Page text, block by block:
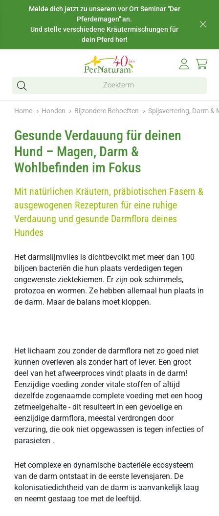
Melde dich jetzt zu unserem vor Ort Seminar "Der
Pferdemagen" an.
Und stelle verschiedene Kräutermischungen für
dein Pferd her!
Home Honden Bijzondere Behoeften Spijsvertering, Darm &
Gesunde Verdauung für deinen
Hund – Magen, Darm &
Wohlbefinden im Fokus
Mit natürlichen Kräutern, präbiotischen Fasern &
ausgewogenen Rezepturen für eine ruhige
Verdauung und gesunde Darmflora deines
Hundes
Het darmslijmvlies is dichtbevolkt met meer dan 100
biljoen bacteriën die hun plaats verdedigen tegen
ongewenste ziektekiemen. Er zijn ook schimmels,
protozoa en wormen. Ze hebben allemaal hun plaats in
de darm. Maar de balans moet kloppen.
Het lichaam zou zonder de darmflora net zo goed niet
kunnen overleven als zonder hart of lever. Een groot
deel van het afweerproces vindt plaats in de darm!
Eenzijdige voeding zonder vitale stoffen of altijd
dezelfde zogenaamde complete voeding met een hoog
zetmeelgehalte - dit resulteert in een gevoelige en
eenzijdige darmflora, meestal verdrongen door
verzuring, die ook niet opgewassen is tegen infecties of
parasieten .
Het complexe en dynamische bacteriële ecosysteem
van de darm ontstaat in de eerste levensjaren. De
kolonisatiedichtheid van de darm is aanvankelijk laag
en neemt gestaag toe met de leeftijd.